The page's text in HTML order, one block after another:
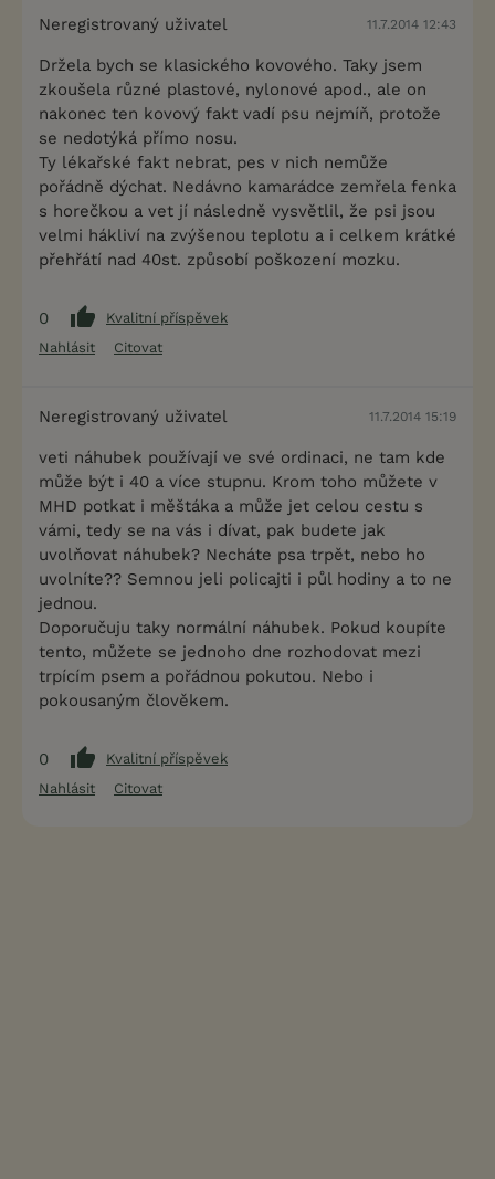
Neregistrovaný uživatel 11.7.2014 12:43
Držela bych se klasického kovového. Taky jsem
zkoušela různé plastové, nylonové apod., ale on
nakonec ten kovový fakt vadí psu nejmíň, protože
se nedotýká přímo nosu.
Ty lékařské fakt nebrat, pes v nich nemůže
pořádně dýchat. Nedávno kamarádce zemřela fenka
s horečkou a vet jí následně vysvětlil, že psi jsou
velmi hákliví na zvýšenou teplotu a i celkem krátké
přehřátí nad 40st. způsobí poškození mozku.
0
Kvalitní příspěvek
Nahlásit
Citovat
Neregistrovaný uživatel 11.7.2014 15:19
veti náhubek používají ve své ordinaci, ne tam kde
může být i 40 a více stupnu. Krom toho můžete v
MHD potkat i měštáka a může jet celou cestu s
vámi, tedy se na vás i dívat, pak budete jak
uvolňovat náhubek? Necháte psa trpět, nebo ho
uvolníte?? Semnou jeli policajti i půl hodiny a to ne
jednou.
Doporučuju taky normální náhubek. Pokud koupíte
tento, můžete se jednoho dne rozhodovat mezi
trpícím psem a pořádnou pokutou. Nebo i
pokousaným člověkem.
0
Kvalitní příspěvek
Nahlásit
Citovat